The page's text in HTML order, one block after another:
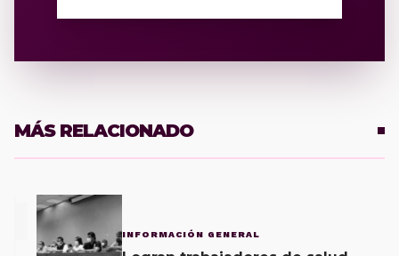
MÁS RELACIONADO
INFORMACIÓN GENERAL